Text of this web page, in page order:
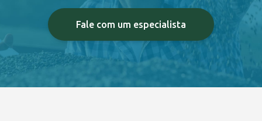
Fale com um especialista